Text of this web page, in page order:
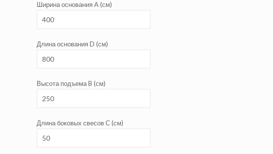
Ширина основания A (см)
Длина основания D (см)
Высота подъема B (см)
Длина боковых свесов С (см)